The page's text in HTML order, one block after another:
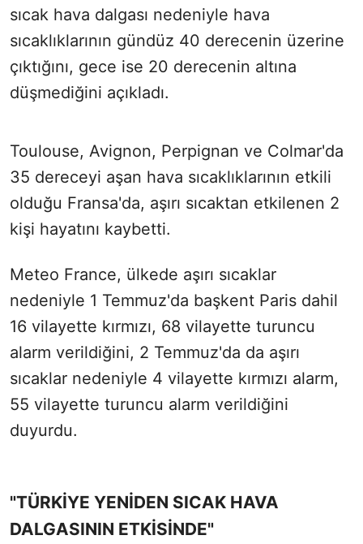
sıcak hava dalgası nedeniyle hava
sıcaklıklarının gündüz 40 derecenin üzerine
çıktığını, gece ise 20 derecenin altına
düşmediğini açıkladı.
Toulouse, Avignon, Perpignan ve Colmar'da
35 dereceyi aşan hava sıcaklıklarının etkili
olduğu Fransa'da, aşırı sıcaktan etkilenen 2
kişi hayatını kaybetti.
Meteo France, ülkede aşırı sıcaklar
nedeniyle 1 Temmuz'da başkent Paris dahil
16 vilayette kırmızı, 68 vilayette turuncu
alarm verildiğini, 2 Temmuz'da da aşırı
sıcaklar nedeniyle 4 vilayette kırmızı alarm,
55 vilayette turuncu alarm verildiğini
duyurdu.
"TÜRKİYE YENİDEN SICAK HAVA
DALGASININ ETKİSİNDE"